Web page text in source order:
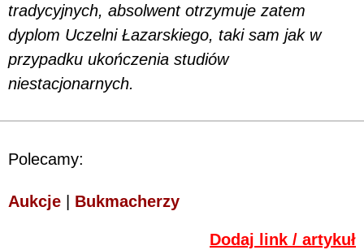
tradycyjnych, absolwent otrzymuje zatem
dyplom Uczelni Łazarskiego, taki sam jak w
przypadku ukończenia studiów
niestacjonarnych.
Polecamy:
Aukcje | Bukmacherzy
Dodaj link / artykuł